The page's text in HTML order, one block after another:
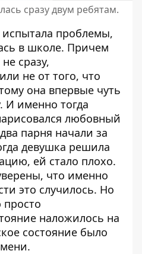
сразу двум ребятам.
проблемы,
в школе. Причем
сразу,
не от того, что
она впервые чуть
И именно тогда
любовный
парня начали за
девушка решила
ей стало плохо.
что именно
это случилось. Но
просто
наложилось на
состояние было